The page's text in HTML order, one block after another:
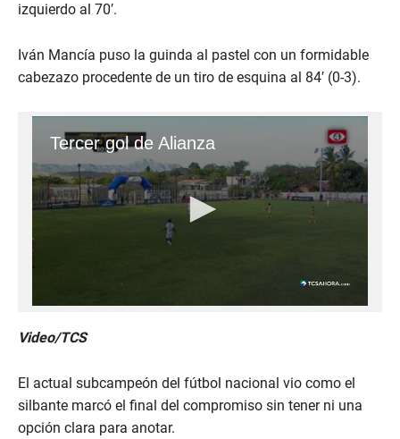
izquierdo al 70′.
Iván Mancía puso la guinda al pastel con un formidable
cabezazo procedente de un tiro de esquina al 84′ (0-3).
Video/TCS
El actual subcampeón del fútbol nacional vio como el
silbante marcó el final del compromiso sin tener ni una
opción clara para anotar.